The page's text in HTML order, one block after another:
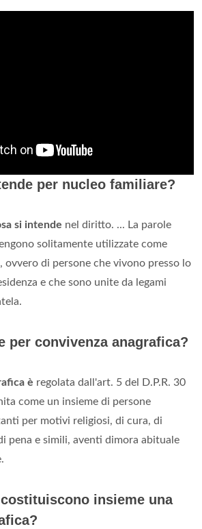
per nucleo familiare?
si intende nel diritto. ... La parole
solitamente utilizzate come
ovvero di persone che vivono presso lo
e che sono unite da legami
per convivenza anagrafica?
è regolata dall'art. 5 del D.P.R. 30
come un insieme di persone
per motivi religiosi, di cura, di
pena e simili, aventi dimora abituale
insieme una